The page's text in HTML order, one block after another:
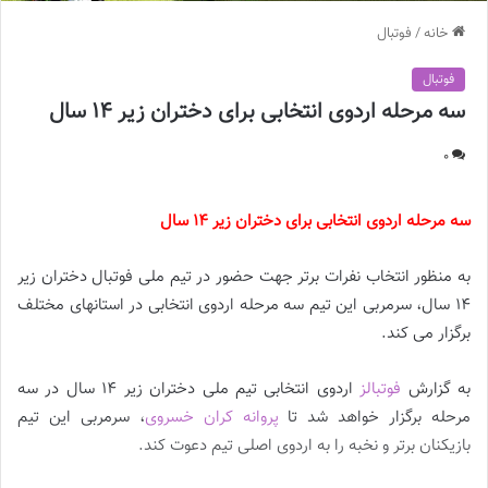
خانه/ فوتبال
فوتبال
سه مرحله اردوی انتخابی برای دختران زیر 14 سال
0
سه مرحله اردوی انتخابی برای دختران زیر 14 سال
به منظور انتخاب نفرات برتر جهت حضور در تیم ملی فوتبال دختران زیر
14 سال، سرمربی این تیم سه مرحله اردوی انتخابی در استانهای مختلف
برگزار می کند.
به گزارش فوتبالز
اردوی انتخابی تیم ملی دختران زیر 14 سال در سه
مرحله برگزار خواهد شد تا پروانه کران خسروی، سرمربی این تیم
بازیکنان برتر و نخبه را به اردوی اصلی تیم دعوت کند.